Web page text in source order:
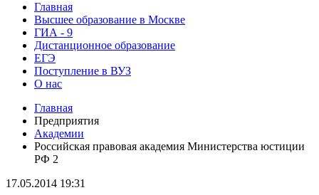
Главная
Высшее образование в Москве
ГИА - 9
Дистанционное образование
ЕГЭ
Поступление в ВУЗ
О нас
Главная
Предприятия
Академии
Российская правовая академия Министерства юстиции
РФ 2
17.05.2014 19:31